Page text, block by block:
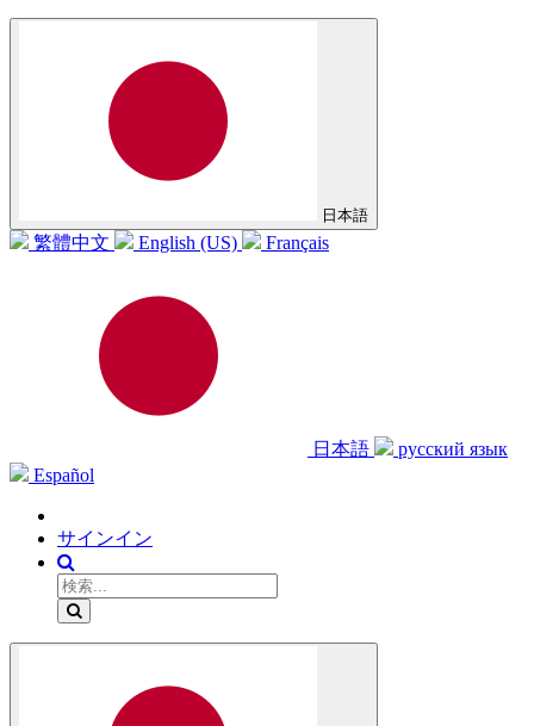
日本語
繁體中文 English (US) Français
日本語
русский язык
Español
サインイン